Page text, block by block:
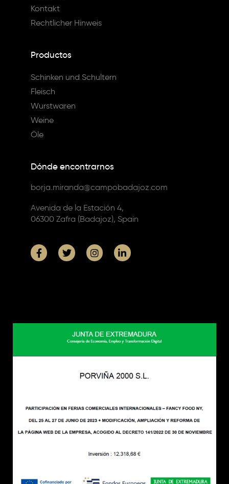
Kontakt
Rechtlicher Hinweis
Productos
Schinken und Schultern
Fleisch
Wurstwaren
Weine
Öle
Dónde encontrarnos
borja.miranda@campobadajoz.com
Avenida de la Estación 4,
06300 Zafra (Badajoz), Spain